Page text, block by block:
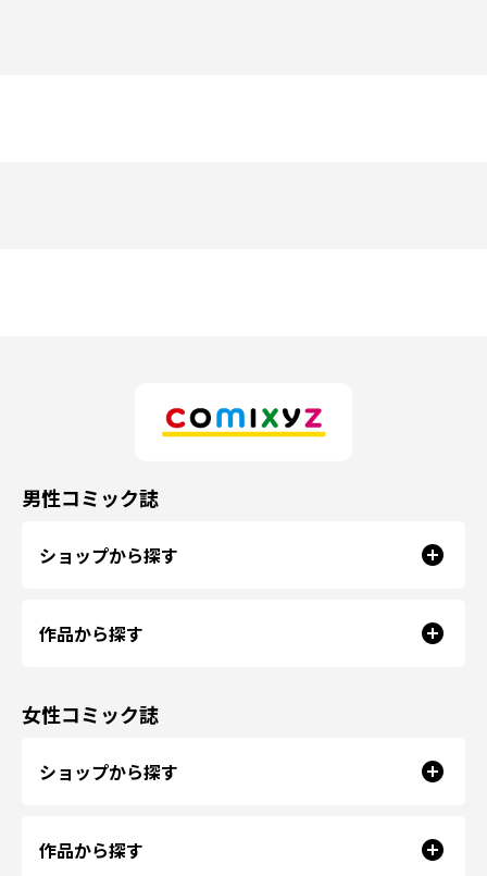
男性コミック誌
ショップから探す
作品から探す
女性コミック誌
ショップから探す
作品から探す